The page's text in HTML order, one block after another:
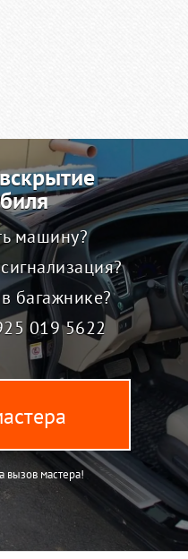
машину?
багажнике?
019 5622
вызов мастера!